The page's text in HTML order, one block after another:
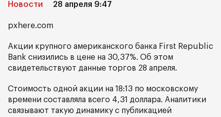
Новости 28 апреля 9:47
pxhere.com
Акции крупного американского банка First Republic
Bank снизились в цене на 30,37%. Об этом
свидетельствуют данные торгов 28 апреля.
Стоимость одной акции на 18:13 по московскому
времени составляла всего 4,31 доллара. Аналитики
связывают такую динамику с публикацией